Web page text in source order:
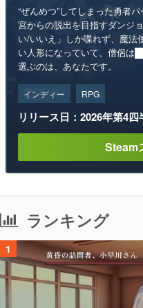
“ぜんめつ”してしまった勇者
宮からの脱出を目指すダンジ
い/いいえ」しか喋れず、魔法
い人形になっていて、僧侶は
選ぶのは、あなたです。
インディー RPG
リリース日：2026年第4四
Steam
ランキング
1